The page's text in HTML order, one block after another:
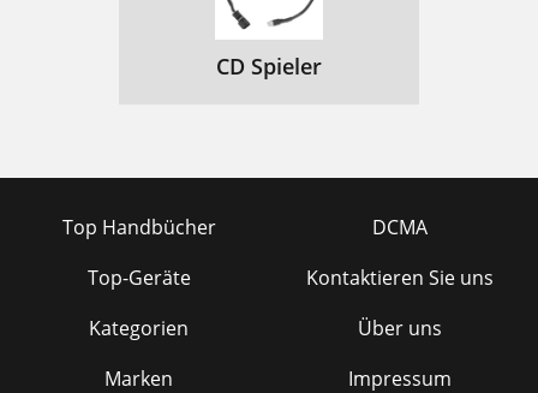
CD Spieler
Top Handbücher
Top-Geräte
Kategorien
Marken
DCMA
Kontaktieren Sie uns
Über uns
Impressum